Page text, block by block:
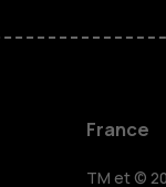
Pour
France
TM et ©